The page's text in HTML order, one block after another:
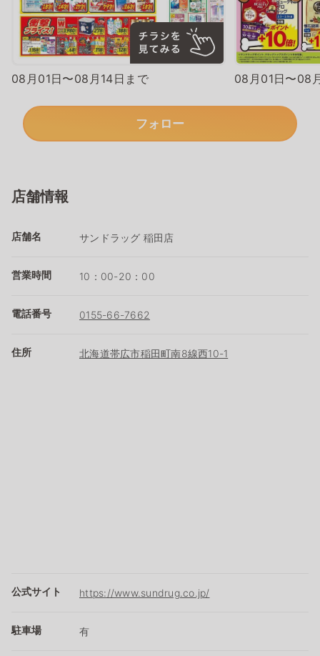
08月01日〜08月14日まで 08月01日〜08
フォロー
店舗情報
店舗名 サンドラッグ 稲田店
営業時間 10：00-20：00
電話番号 0155-66-7662
住所 北海道帯広市稲田町南8線西10-1
公式サイト https://www.sundrug.co.jp/
駐車場 有